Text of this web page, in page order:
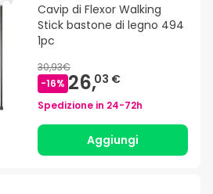
Cavip di Flexor Walking
Stick bastone di legno 494
1pc
30,93€
-16% 26,03 €
Spedizione in 24-72h
Aggiungi